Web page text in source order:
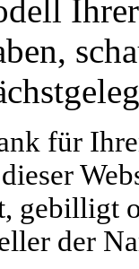
für
gebilligt
der